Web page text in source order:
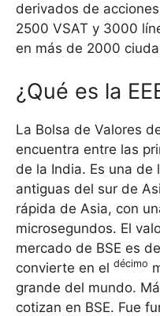
derivados de
2500 VSAT y 3000
en más de 2000
¿Qué es la
La Bolsa de Valores
encuentra entre las
de la India. Es una de
antiguas del sur de
rápida de Asia, con
microsegundos. El
mercado de BSE es
convierte en el décimo
grande del mundo.
cotizan en BSE. Fue